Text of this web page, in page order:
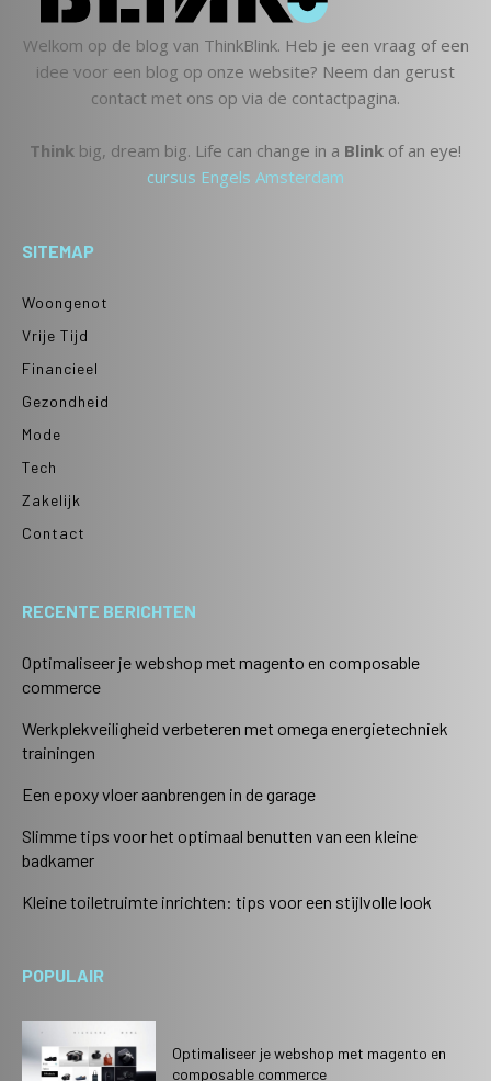
Welkom op de blog van ThinkBlink. Heb je een vraag of een
idee voor een blog op onze website? Neem dan gerust
contact met ons op via de contactpagina.
Think big, dream big. Life can change in a Blink of an eye!
cursus Engels Amsterdam
SITEMAP
Woongenot
Vrije Tijd
Financieel
Gezondheid
Mode
Tech
Zakelijk
Contact
RECENTE BERICHTEN
Optimaliseer je webshop met magento en composable
commerce
Werkplekveiligheid verbeteren met omega energietechniek
trainingen
Een epoxy vloer aanbrengen in de garage
Slimme tips voor het optimaal benutten van een kleine
badkamer
Kleine toiletruimte inrichten: tips voor een stijlvolle look
POPULAIR
Optimaliseer je webshop met magento en
composable commerce